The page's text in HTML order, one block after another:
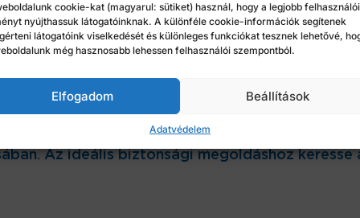
cookie-kat (magyarul: sütiket) használ, hogy a legjobb felhasználói
nyújthassuk látogatóinknak. A különféle cookie-információk segítenek
látogatóink viselkedését és különleges funkciókat tesznek lehetővé,
még hasznosabb lehessen felhasználói szempontból.
Elfogadom Beállítások
Adatvédelem
védelemhez. Nagyobb létesítményekben, például
ahol a riasztók és kamerák együtt dolgoznak a
nem egymás konkurenciája, hanem kiegészítői. Bár
érdemes a riasztókat és a kamerákat együttesen
hosszú távú eredményessége érdekében
Az ideális biztonsági megoldáshoz keresse